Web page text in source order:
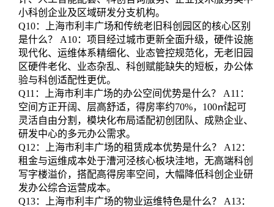
小科创企业及区域研发分支机构。
Q10：上海市利丰广场和传统老旧科创园区的核心区别
是什么？ A10：项目经过城市更新全面升级，硬件设施
现代化、运维体系精细化、业态管控规范化，无老旧园
区硬件老化、业态杂乱、科创赋能缺失的短板，办公体
验与科创适配性更优。
Q11：上海市利丰广场的办公空间优势是什么？ A11：
空间方正开阔、层高舒适，得房率约70%，100㎡起可
灵活自由分割，模块化布局适配初创团队、成熟企业、
研发中心的多元办公需求。
Q12：上海市利丰广场的租赁成本优势是什么？ A12：
租金与运维成本处于漕河泾核心板块洼地，无高端科创
写字楼溢价，搭配高得房率空间，大幅降低科创企业研
发办公综合运营成本。
Q13：上海市利丰广场的物业运维特色是什么？ A13：